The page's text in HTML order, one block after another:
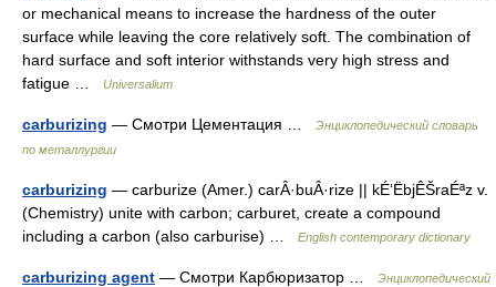
or mechanical means to increase the hardness of the outer
surface while leaving the core relatively soft. The combination of
hard surface and soft interior withstands very high stress and
fatigue …
Universalium
carburizing — Смотри Цементация …
Энциклопедический словарь
по металлургии
carburizing — carburize (Amer.) carÂ·buÂ·rize || kÉ‘ËbjÊŠraÉªz v.
(Chemistry) unite with carbon; carburet, create a compound
including a carbon (also carburise) …
English contemporary dictionary
carburizing agent — Смотри Карбюризатор …
Энциклопедический